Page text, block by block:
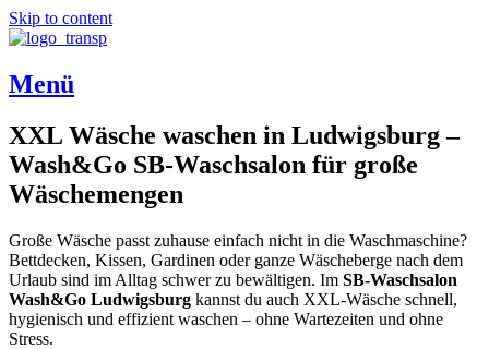
Skip to content
Menü
XXL Wäsche waschen in Ludwigsburg –
Wash&Go SB-Waschsalon für große
Wäschemengen
Große Wäsche passt zuhause einfach nicht in die Waschmaschine?
Bettdecken, Kissen, Gardinen oder ganze Wäscheberge nach dem
Urlaub sind im Alltag schwer zu bewältigen. Im SB-Waschsalon
Wash&Go Ludwigsburg kannst du auch XXL-Wäsche schnell,
hygienisch und effizient waschen – ohne Wartezeiten und ohne
Stress.